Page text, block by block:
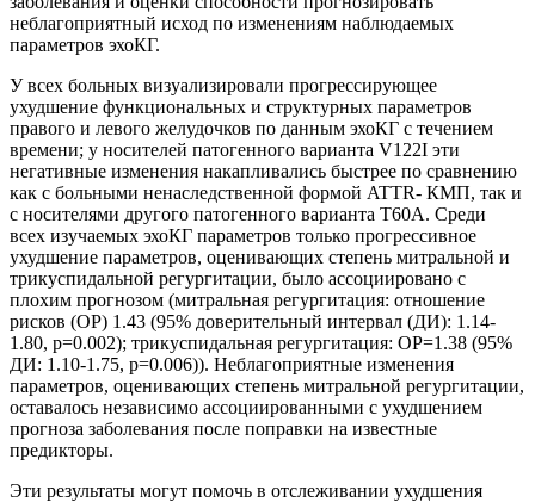
неблагоприятный исход по изменениям наблюдаемых
параметров эхоКГ.
У всех больных визуализировали прогрессирующее
ухудшение функциональных и структурных параметров
правого и левого желудочков по данным эхоКГ с течением
времени; у носителей патогенного варианта V122I эти
негативные изменения накапливались быстрее по сравнению
как с больными ненаследственной формой ATTR- КМП, так и
с носителями другого патогенного варианта T60A. Среди
всех изучаемых эхоКГ параметров только прогрессивное
ухудшение параметров, оценивающих степень митральной и
трикуспидальной регургитации, было ассоциировано с
плохим прогнозом (митральная регургитация: отношение
рисков (ОР) 1.43 (95% доверительный интервал (ДИ): 1.14-
1.80, p=0.002); трикуспидальная регургитация: ОР=1.38 (95%
ДИ: 1.10-1.75, p=0.006)). Неблагоприятные изменения
параметров, оценивающих степень митральной регургитации,
оставалось независимо ассоциированными с ухудшением
прогноза заболевания после поправки на известные
предикторы.
Эти результаты могут помочь в отслеживании ухудшения